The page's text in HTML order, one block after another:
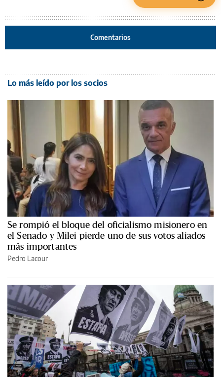
Comentarios
Lo más leído por los socios
Se rompió el bloque del oficialismo misionero en
el Senado y Milei pierde uno de sus votos aliados
más importantes
Pedro Lacour